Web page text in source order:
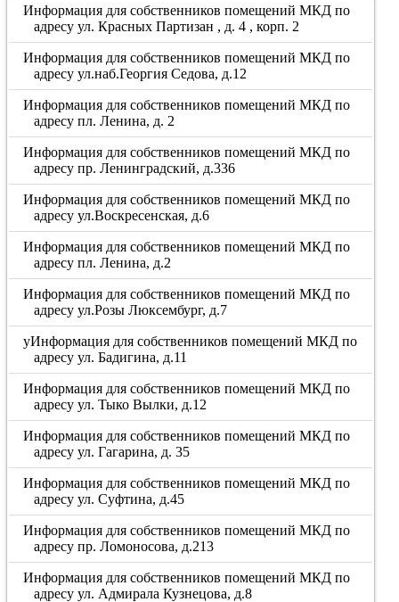
Информация для собственников помещений МКД по
адресу ул. Красных Партизан , д. 4 , корп. 2
Информация для собственников помещений МКД по
адресу ул.наб.Георгия Седова, д.12
Информация для собственников помещений МКД по
адресу пл. Ленина, д. 2
Информация для собственников помещений МКД по
адресу пр. Ленинградский, д.336
Информация для собственников помещений МКД по
адресу ул.Воскресенская, д.6
Информация для собственников помещений МКД по
адресу пл. Ленина, д.2
Информация для собственников помещений МКД по
адресу ул.Розы Люксембург, д.7
уИнформация для собственников помещений МКД по
адресу ул. Бадигина, д.11
Информация для собственников помещений МКД по
адресу ул. Тыко Вылки, д.12
Информация для собственников помещений МКД по
адресу ул. Гагарина, д. 35
Информация для собственников помещений МКД по
адресу ул. Суфтина, д.45
Информация для собственников помещений МКД по
адресу пр. Ломоносова, д.213
Информация для собственников помещений МКД по
адресу ул. Адмирала Кузнецова, д.8